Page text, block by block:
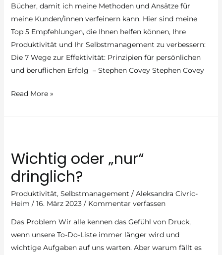
Bücher, damit ich meine Methoden und Ansätze für
meine Kunden/innen verfeinern kann. Hier sind meine
Top 5 Empfehlungen, die Ihnen helfen können, Ihre
Produktivität und Ihr Selbstmanagement zu verbessern:
Die 7 Wege zur Effektivität: Prinzipien für persönlichen
und beruflichen Erfolg – Stephen Covey Stephen Covey
Meine
5
mehr
Produktivität
und
ein
besseres
Selbstmanagement
Read More »
Wichtig oder „nur“
dringlich?
Produktivität, Selbstmanagement / Aleksandra Civric-
Heim / 16. März 2023 / Kommentar verfassen
Das Problem Wir alle kennen das Gefühl von Druck,
wenn unsere To-Do-Liste immer länger wird und
wichtige Aufgaben auf uns warten. Aber warum fällt es